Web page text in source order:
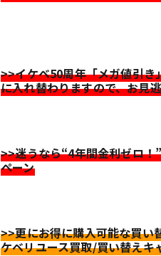
>>イケベ50周年「メガ値引き
に入れ替わりますので、お見
>>迷うなら“4年間金利ゼロ！
ペーン
>>更にお得に購入可能な買い
ケベリユース買取/買い替えキ